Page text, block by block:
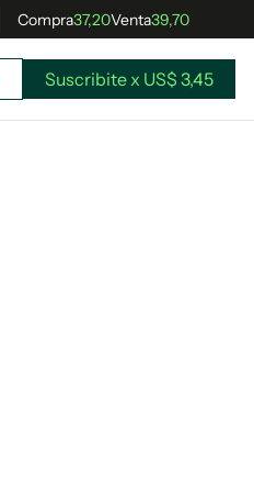
Compra37,20Venta39,70
Suscribite x US$ 3,45